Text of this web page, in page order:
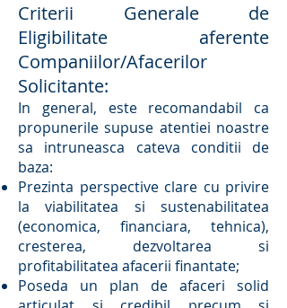
Criterii Generale de
Eligibilitate aferente
Companiilor/Afacerilor
Solicitante:
In general, este recomandabil ca
propunerile supuse atentiei noastre
sa intruneasca cateva conditii de
baza:
Prezinta perspective clare cu privire
la viabilitatea si sustenabilitatea
(economica, financiara, tehnica),
cresterea, dezvoltarea si
profitabilitatea afacerii finantate;
Poseda un plan de afaceri solid